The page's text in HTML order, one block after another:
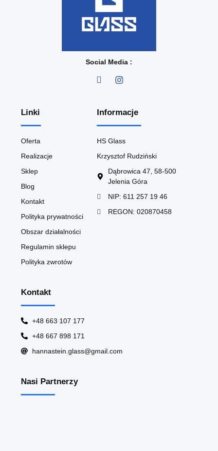
Social Media :
Linki
Oferta
Realizacje
Sklep
Blog
Kontakt
Polityka prywatności
Obszar działalności
Regulamin sklepu
Polityka zwrotów
Informacje
HS Glass
Krzysztof Rudziński
Dąbrowica 47, 58-500
Jelenia Góra
NIP: 611 257 19 46
REGON: 020870458
Kontakt
+48 663 107 177
+48 667 898 171
hannastein.glass@gmail.com
Nasi Partnerzy